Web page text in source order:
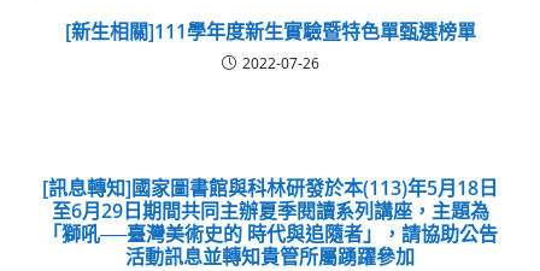
[新生相關]111學年度新生實驗暨特色單甄選榜單
2022-07-26
[訊息轉知]國家圖書館與科林研發於本(113)年5月18日
至6月29日期間共同主辦夏季閱讀系列講座，主題為
「獅吼──臺灣美術史的 時代與追隨者」，請協助公告
活動訊息並轉知貴管所屬踴躍參加